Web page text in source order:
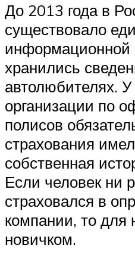
До 2013 года в
существовало
информационной
хранились
автолюбителях.
организации по
полисов
страхования
собственная
Если человек ни
страховался в
компании, то для
новичком.